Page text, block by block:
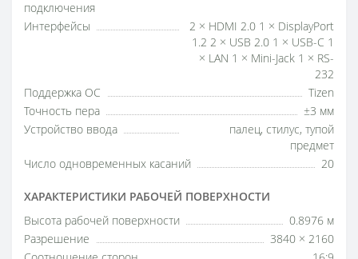
подключения
Интерфейсы
2 × HDMI 2.0 1 × DisplayPort
1.2 2 × USB 2.0 1 × USB-C 1
× LAN 1 × Mini-Jack 1 × RS-
232
Поддержка ОС
Tizen
Точность пера
±3 мм
Устройство ввода
палец, стилус, тупой
предмет
Число одновременных касаний
20
ХАРАКТЕРИСТИКИ РАБОЧЕЙ ПОВЕРХНОСТИ
Высота рабочей поверхности
0.8976 м
Разрешение
3840 × 2160